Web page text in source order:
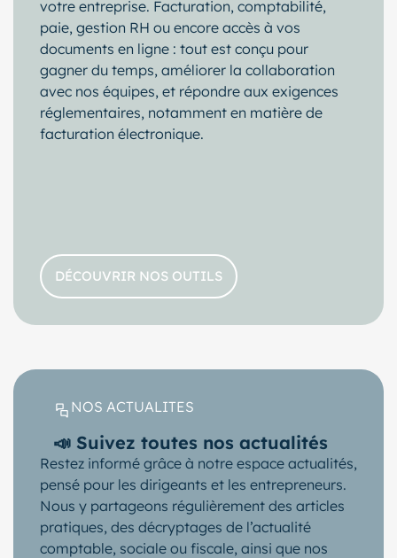
votre entreprise. Facturation, comptabilité,
paie, gestion RH ou encore accès à vos
documents en ligne : tout est conçu pour
gagner du temps, améliorer la collaboration
avec nos équipes, et répondre aux exigences
réglementaires, notamment en matière de
facturation électronique.
DÉCOUVRIR NOS OUTILS
NOS ACTUALITES
📣 Suivez toutes nos actualités
Restez informé grâce à notre espace actualités,
pensé pour les dirigeants et les entrepreneurs.
Nous y partageons régulièrement des articles
pratiques, des décryptages de l’actualité
comptable, sociale ou fiscale, ainsi que nos